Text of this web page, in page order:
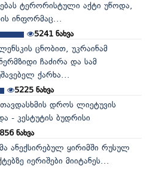
ტერორისტული აქტი უწოდა,
ინფორმაც...
5241ნახვა
ცნობით, უკრაინამ
ჩაძირა და სამ
ქარხა...
5225ნახვა
თავდასხმის დროს ლიეტუვის
- კესტუტის ბუდრისი
ნახვა
ანექსირებულ ყირიმში რუსულ
იერიშები მიიტანეს...